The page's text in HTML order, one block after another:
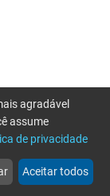
more_horiz
Mais
agradável
assume
de privacidade
Aceitar todos